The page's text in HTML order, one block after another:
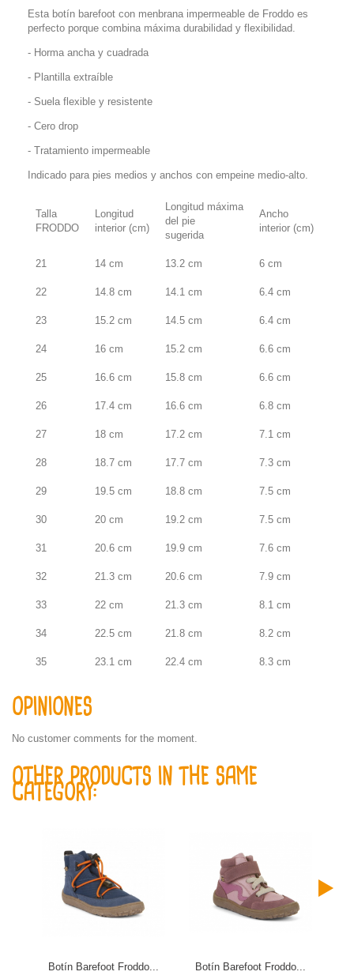
Esta botín barefoot con menbrana impermeable de Froddo es
perfecto porque combina máxima durabilidad y flexibilidad.
- Horma ancha y cuadrada
- Plantilla extraíble
- Suela flexible y resistente
- Cero drop
- Tratamiento impermeable
Indicado para pies medios y anchos con empeine medio-alto.
Talla
FRODDO
Longitud
interior (cm)
Longitud máxima
del pie
sugerida
Ancho
interior (cm)
21 14 cm 13.2 cm 6 cm
22 14.8 cm 14.1 cm 6.4 cm
23 15.2 cm 14.5 cm 6.4 cm
24 16 cm 15.2 cm 6.6 cm
25 16.6 cm 15.8 cm 6.6 cm
26 17.4 cm 16.6 cm 6.8 cm
27 18 cm 17.2 cm 7.1 cm
28 18.7 cm 17.7 cm 7.3 cm
29 19.5 cm 18.8 cm 7.5 cm
30 20 cm 19.2 cm 7.5 cm
31 20.6 cm 19.9 cm 7.6 cm
32 21.3 cm 20.6 cm 7.9 cm
33 22 cm 21.3 cm 8.1 cm
34 22.5 cm 21.8 cm 8.2 cm
35 23.1 cm 22.4 cm 8.3 cm
OPINIONES
No customer comments for the moment.
OTHER PRODUCTS IN THE SAME
CATEGORY:
Botín Barefoot Froddo... Botín Barefoot Froddo...